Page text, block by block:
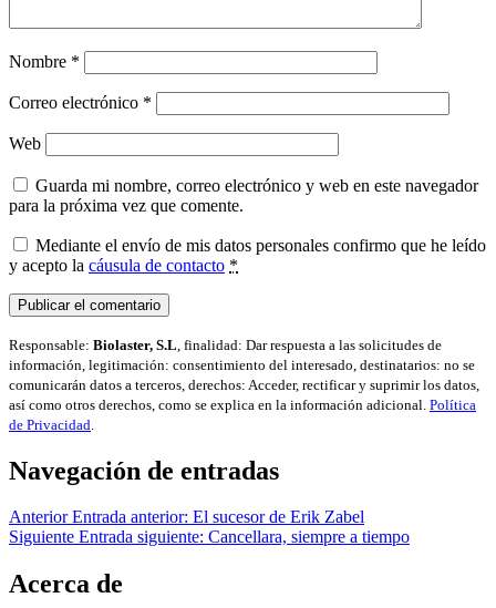
Nombre *
Correo electrónico *
Web
Guarda mi nombre, correo electrónico y web en este navegador
para la próxima vez que comente.
Mediante el envío de mis datos personales confirmo que he leído
y acepto la cáusula de contacto *
Responsable: Biolaster, S.L , finalidad: Dar respuesta a las solicitudes de
información, legitimación: consentimiento del interesado, destinatarios: no se
comunicarán datos a terceros, derechos: Acceder, rectificar y suprimir los datos,
así como otros derechos, como se explica en la información adicional. Política
de Privacidad
Navegación de entradas
Anterior Entrada anterior: El sucesor de Erik Zabel
Siguiente Entrada siguiente: Cancellara, siempre a tiempo
Acerca de